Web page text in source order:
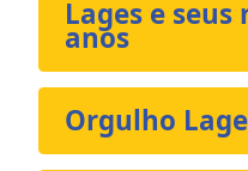
Lages e
anos
Orgulho